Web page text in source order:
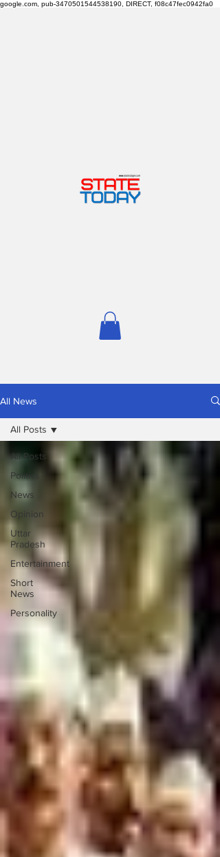
google.com, pub-3470501544538190, DIRECT, f08c47fec0942fa0
All News
All Posts
Politics
News
Opinion
Uttar
Pradesh
Entertainment
Short
News
Personality
All Posts